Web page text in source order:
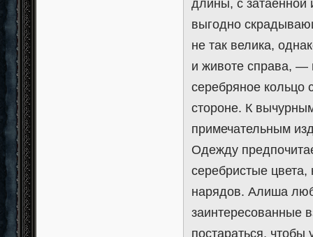
длины, с затаенной
выгодно
не так велика,
и животе справа, —
серебряное кольцо
стороне. К
примечательным
Одежду
серебристые
нарядов. Алиша
заинтересованные
постараться,